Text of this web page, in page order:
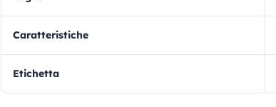
Caratteristiche
Etichetta